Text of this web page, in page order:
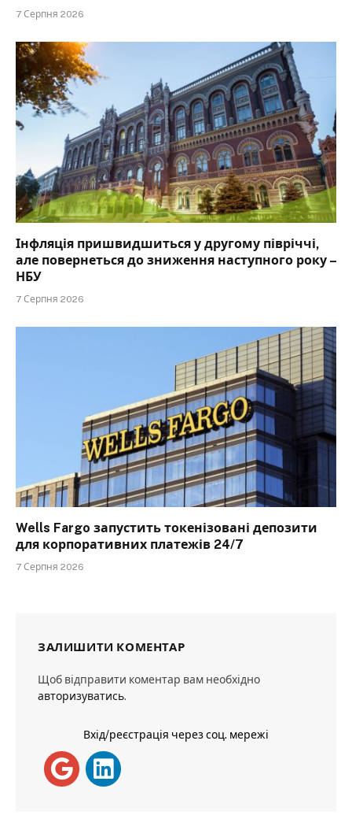
7 Серпня 2026
Інфляція пришвидшиться у другому півріччі,
але повернеться до зниження наступного року –
НБУ
7 Серпня 2026
Wells Fargo запустить токенізовані депозити
для корпоративних платежів 24/7
7 Серпня 2026
ЗАЛИШИТИ КОМЕНТАР
Щоб відправити коментар вам необхідно
авторизуватись.
Вхід/реєстрація через соц. мережі